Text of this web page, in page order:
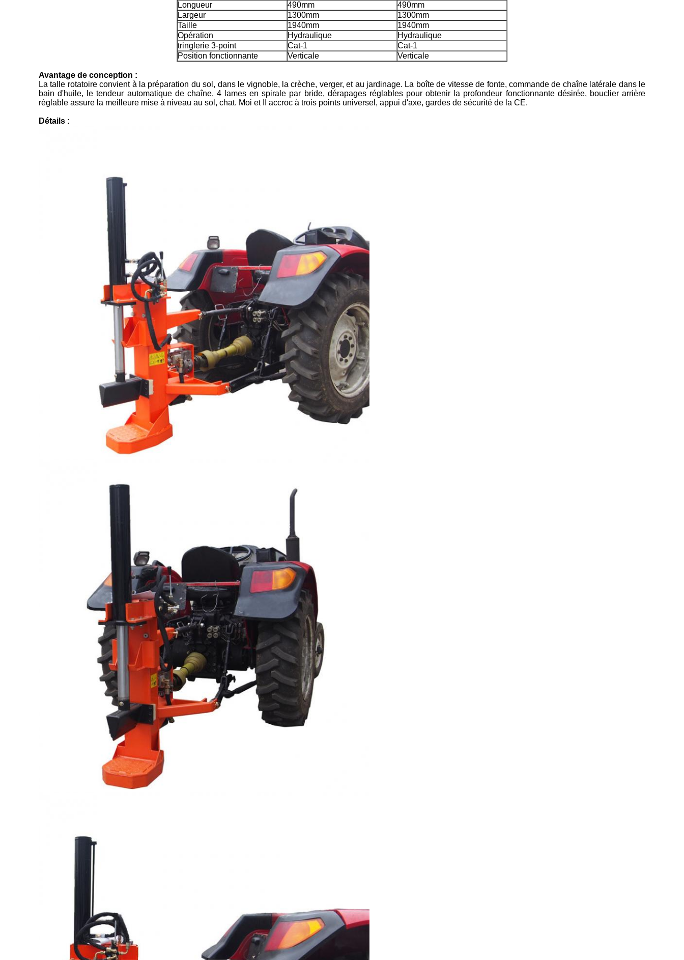
SOUMETTRE
Longueur
490mm
490mm
Largeur
1300mm
1300mm
Taille
1940mm
1940mm
Opération
Hydraulique
Hydraulique
tringlerie 3-point
Cat-1
Cat-1
Position fonctionnante
Verticale Verticale
Avantage de conception :
La talle rotatoire convient à la préparation du sol, dans le vignoble, la crèche, verger, et au jardinage. La boîte de vitesse de fonte, commande de chaîne latérale dans le
bain d'huile, le tendeur automatique de chaîne, 4 lames en spirale par bride, dérapages réglables pour obtenir la profondeur fonctionnante désirée, bouclier arrière
réglable assure la meilleure mise à niveau au sol, chat. Moi et II accroc à trois points universel, appui d'axe, gardes de sécurité de la CE.
Détails :